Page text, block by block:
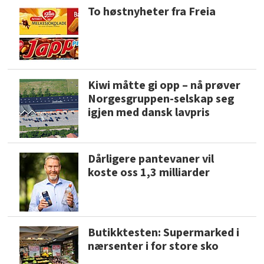
To høstnyheter fra Freia
Kiwi måtte gi opp – nå prøver
Norgesgruppen-selskap seg
igjen med dansk lavpris
Dårligere pantevaner vil
koste oss 1,3 milliarder
Butikktesten: Supermarked i
nærsenter i for store sko